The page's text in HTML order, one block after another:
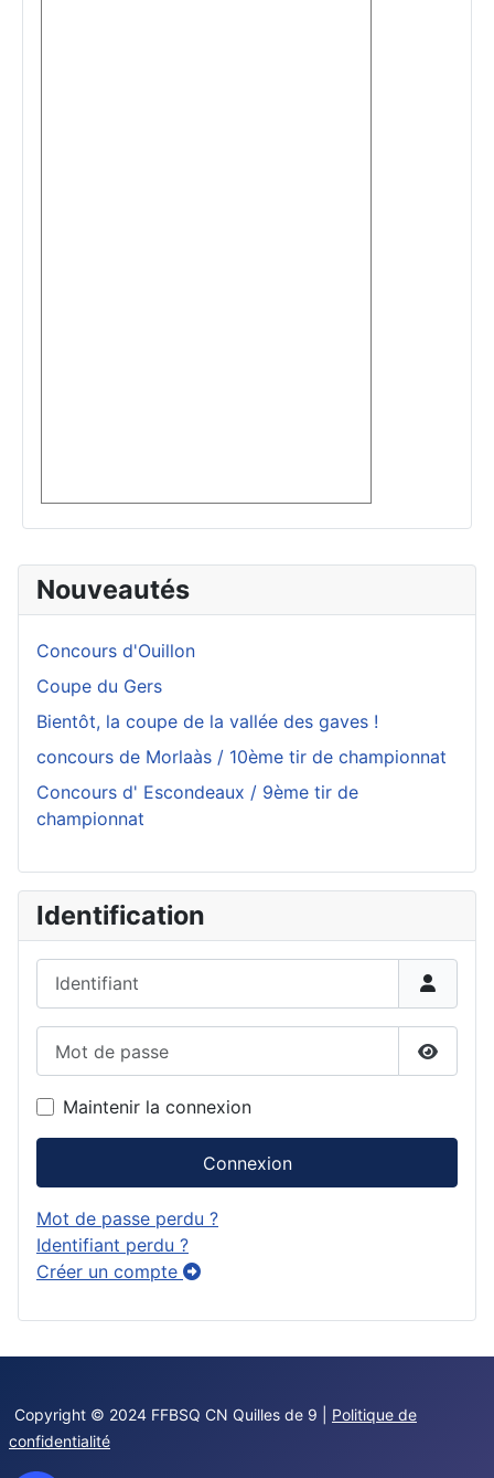
Nouveautés
Concours d'Ouillon
Coupe du Gers
Bientôt, la coupe de la vallée des gaves !
concours de Morlaàs / 10ème tir de championnat
Concours d' Escondeaux / 9ème tir de
championnat
Identification
Maintenir la connexion
Connexion
Mot de passe perdu ?
Identifiant perdu ?
Créer un compte
Copyright © 2024 FFBSQ CN Quilles de 9 | Politique de
confidentialité